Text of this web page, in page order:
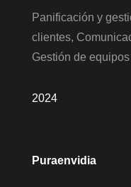
Panificación y
clientes,
Gestión de
2024
Puraenvidia